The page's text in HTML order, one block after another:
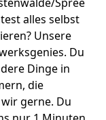
alles selbst
Unsere
Du
Dinge in
die
gerne. Du